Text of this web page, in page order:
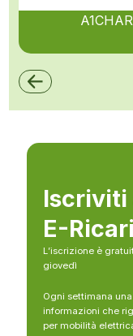
Iscriviti
E-
L’iscrizione è
giovedì
Ogni settimana
informazioni che
per mobilità